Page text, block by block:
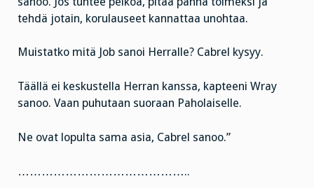
tehdä jotain, korulauseet kannattaa unohtaa.
Muistatko mitä Job sanoi Herralle? Cabrel kysyy.
Täällä ei keskustella Herran kanssa, kapteeni Wray
sanoo. Vaan puhutaan suoraan Paholaiselle.
Ne ovat lopulta sama asia, Cabrel sanoo.”
……………………………………..